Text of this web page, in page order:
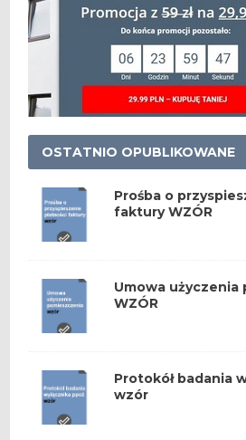
OSTATNIO OPUBLIKOWANE
Prośba o
faktury WZÓR
Umowa użyczenia
WZÓR
Protokół badania
wzór